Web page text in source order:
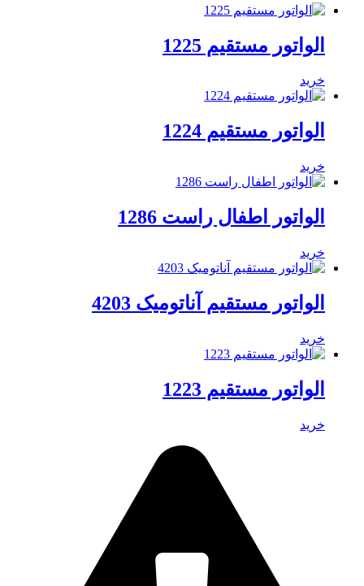
الواتور مستقیم 1225
خرید
الواتور مستقیم 1224
خرید
الواتور اطفال راست 1286
خرید
الواتور مستقیم آناتومیک 4203
خرید
الواتور مستقیم 1223
خرید